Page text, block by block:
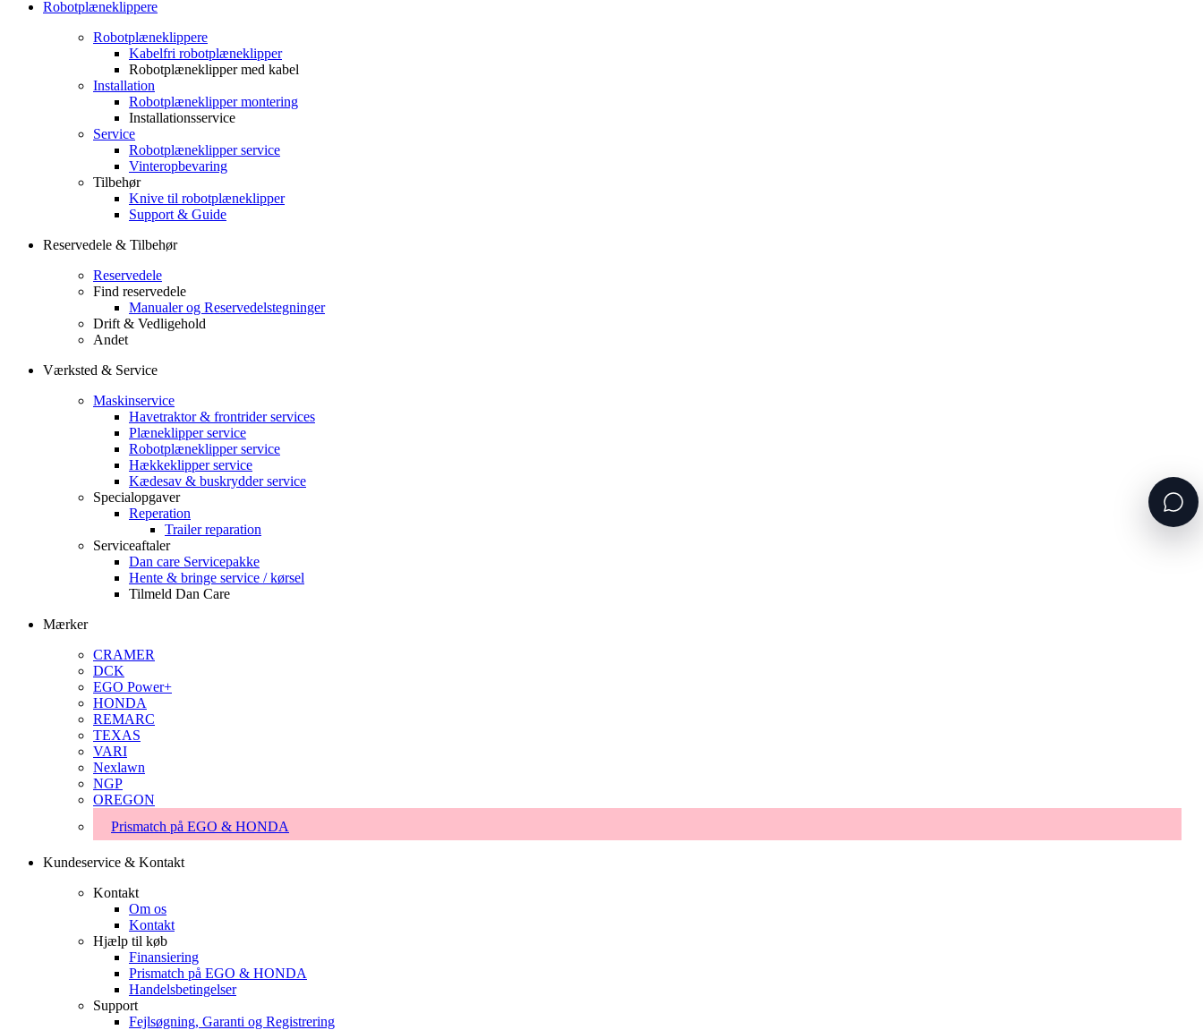
Robotplæneklippere
Robotplæneklippere
Kabelfri robotplæneklipper
Robotplæneklipper med kabel
Installation
Robotplæneklipper montering
Installationsservice
Service
Robotplæneklipper service
Vinteropbevaring
Tilbehør
Knive til robotplæneklipper
Support & Guide
Reservedele & Tilbehør
Reservedele
Find reservedele
Manualer og Reservedelstegninger
Drift & Vedligehold
Andet
Værksted & Service
Maskinservice
Havetraktor & frontrider services
Plæneklipper service
Robotplæneklipper service
Hækkeklipper service
Kædesav & buskrydder service
Specialopgaver
Reperation
Trailer reparation
Serviceaftaler
Dan care Servicepakke
Hente & bringe service / kørsel
Tilmeld Dan Care
Mærker
CRAMER
DCK
EGO Power+
HONDA
REMARC
TEXAS
VARI
Nexlawn
NGP
OREGON
Prismatch på EGO & HONDA
Kundeservice & Kontakt
Kontakt
Om os
Kontakt
Hjælp til køb
Finansiering
Prismatch på EGO & HONDA
Handelsbetingelser
Support
Fejlsøgning, Garanti og Registrering